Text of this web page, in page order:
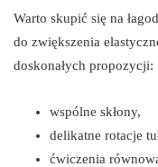
Warto skupić się na
do zwiększenia
doskonałych propozycji:
wspólne skłony,
delikatne rotacje
ćwiczenia